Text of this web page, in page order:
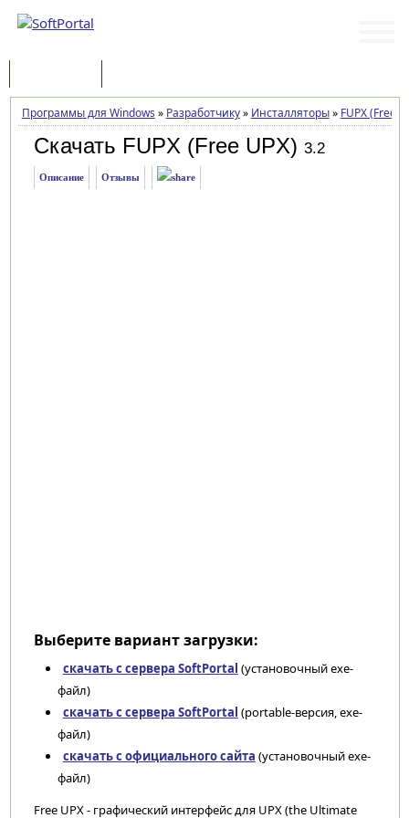
Программы для Windows » Разработчику» Инсталляторы» FUPX (Free
Скачать FUPX (Free UPX) 3.2
Описание Отзывы
Выберите вариант загрузки:
скачать с сервера SoftPortal (установочный exe-
файл)
скачать с сервера SoftPortal (portable-версия, exe-
файл)
скачать с официального сайта (установочный exe-
файл)
Free UPX - графический интерфейс для UPX (the Ultimate